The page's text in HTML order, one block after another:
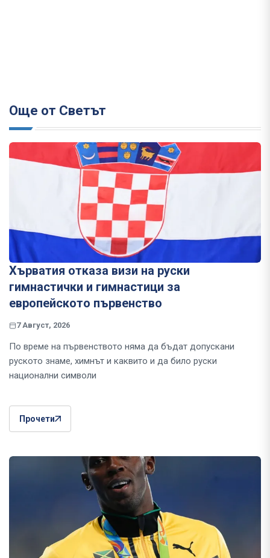
Още от Светът
Хърватия отказа визи на руски
гимнастички и гимнастици за
европейското първенство
7 Август, 2026
По време на първенството няма да бъдат допускани
руското знаме, химнът и каквито и да било руски
национални символи
Прочети